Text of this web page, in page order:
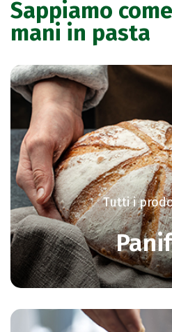
Sappiamo
mani in pasta
Tutti i